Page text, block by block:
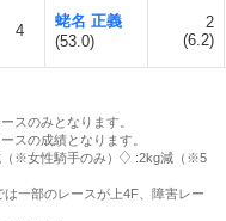
4
蛯名 正義
(53.0)
2
(6.2)
スのみとなります。
スの成績となります。
※女性騎手のみ）
:2kg減（※5
一部のレースが上4F、障害レー